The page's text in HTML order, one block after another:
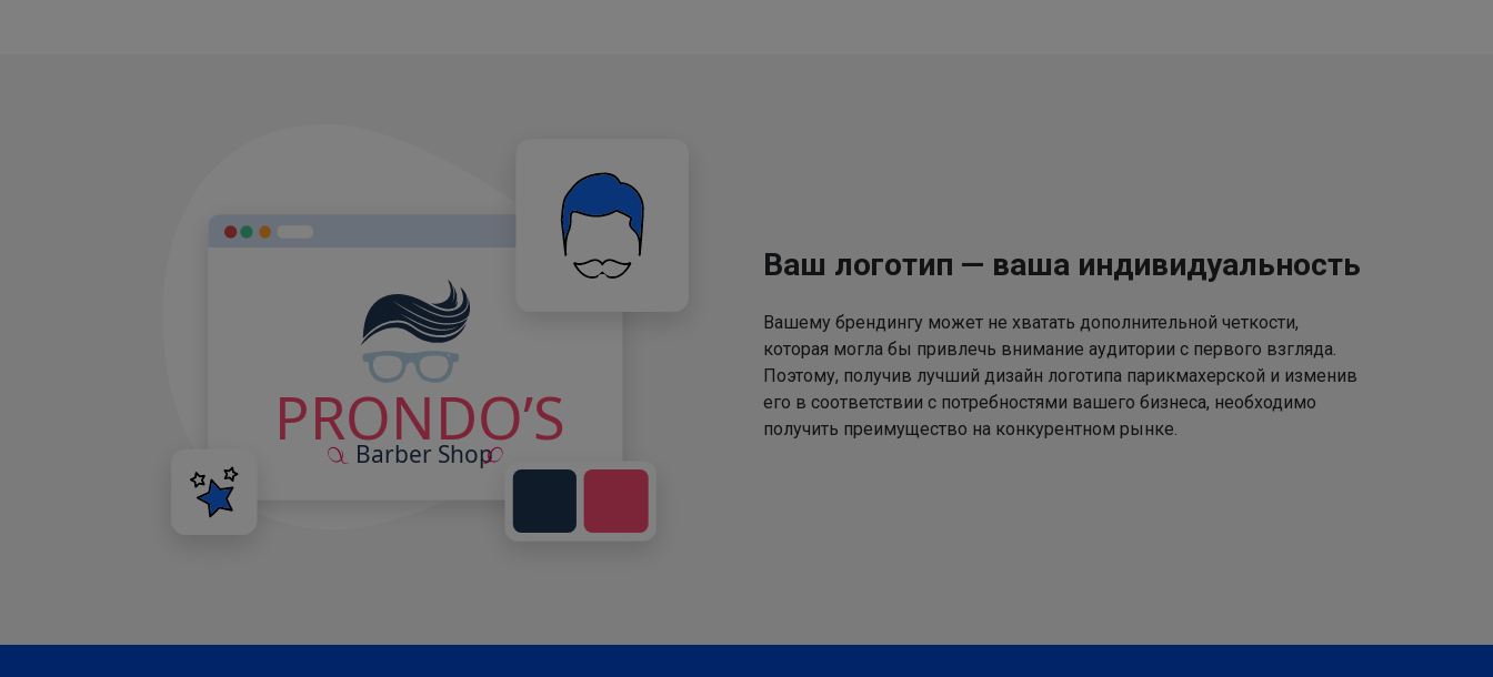
Ваш логотип — ваша индивидуальность
Вашему брендингу может не хватать дополнительной четкости,
которая могла бы привлечь внимание аудитории с первого взгляда.
Поэтому, получив лучший дизайн логотипа парикмахерской и изменив
его в соответствии с потребностями вашего бизнеса, необходимо
получить преимущество на конкурентном рынке.